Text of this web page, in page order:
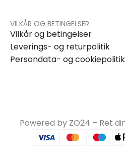
VILKÅR OG BETINGELSER
Vilkår og betingelser
Leverings- og returpolitik
Persondata- og cookiepolitik
Powered by ZO24 – Ret